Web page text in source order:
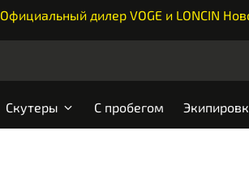
Официальный дилер VOGE и LONCIN
Скутеры С пробегом